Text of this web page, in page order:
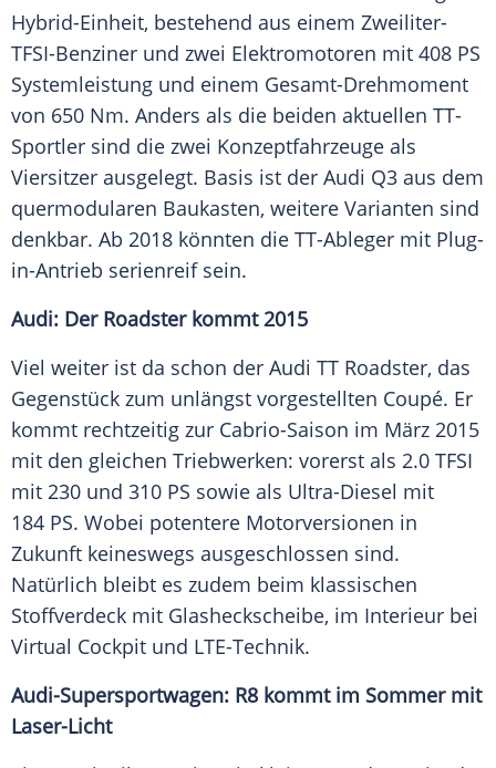
Hybrid-Einheit, bestehend aus einem Zweiliter-
TFSI-Benziner und zwei Elektromotoren mit 408 PS
Systemleistung und einem Gesamt-Drehmoment
von 650 Nm. Anders als die beiden aktuellen TT-
Sportler sind die zwei Konzeptfahrzeuge als
Viersitzer ausgelegt. Basis ist der Audi Q3 aus dem
quermodularen Baukasten, weitere Varianten sind
denkbar. Ab 2018 könnten die TT-Ableger mit Plug-
in-Antrieb serienreif sein.
Audi: Der Roadsterkommt 2015
Viel weiter ist da schon der Audi TT Roadster, das
Gegenstück zum unlängst vorgestellten Coupé. Er
kommt rechtzeitig zur Cabrio-Saison im März 2015
mit den gleichen Triebwerken: vorerst als 2.0 TFSI
mit 230 und 310 PS sowie als Ultra-Diesel mit
184 PS. Wobei potentere Motorversionen in
Zukunft keineswegs ausgeschlossen sind.
Natürlich bleibt es zudem beim klassischen
Stoffverdeck mit Glasheckscheibe, im Interieur bei
Virtual Cockpit und LTE-Technik.
Audi-Supersportwagen: R8 kommt im Sommermit
Laser-Licht